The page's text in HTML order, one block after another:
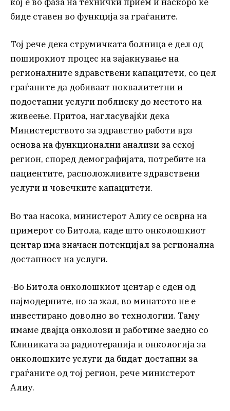
биде ставен во функција за граѓаните.
Тој рече дека струмичката болница е дел од
поширокиот процес на зајакнување на
регионалните здравствени капацитети, со цел
граѓаните да добиваат поквалитетни и
подостапни услуги поблиску до местото на
живеење. Притоа, нагласувајќи дека
Министерството за здравство работи врз
основа на функционални анализи за секој
регион, според демографијата, потребите на
пациентите, расположливите здравствени
услуги и човечките капацитети.
Во таа насока, министерот Алиу се осврна на
примерот со Битола, каде што онколошкиот
центар има значаен потенцијал за регионална
достапност на услуги.
-Во Битола онколошкиот центар е еден од
најмодерните, но за жал, во минатото не е
инвестирано доволно во технологии. Таму
имаме двајца онколози и работиме заедно со
Клиниката за радиотерапија и онкологија за
онколошките услуги да бидат достапни за
граѓаните од тој регион, рече министерот
Алиу.